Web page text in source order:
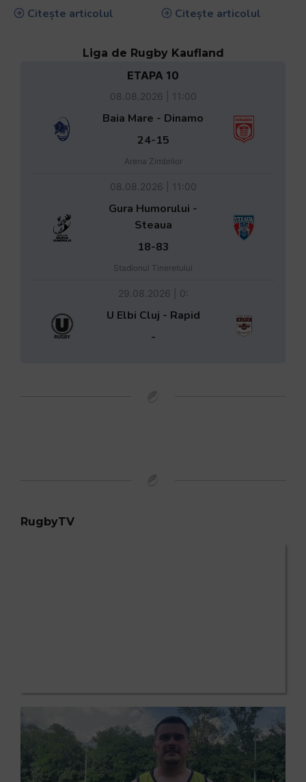
Citește articolul
Citește articolul
Liga de Rugby Kaufland
ETAPA 10
08.08.2026 | 11:00
Baia Mare - Dinamo
24-15
Arena Zimbrilor
08.08.2026 | 11:00
Gura Humorului -
Steaua
18-83
Stadionul Tineretului
29.08.2026 | 0:
U Elbi Cluj - Rapid
-
RugbyTV